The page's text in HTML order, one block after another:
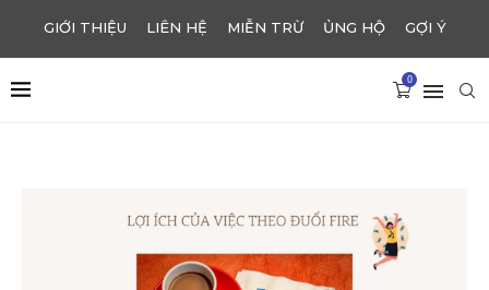
GIỚI THIỆU LIÊN HỆ MIỄN TRỪ ỦNG HỘ GỢI Ý
0